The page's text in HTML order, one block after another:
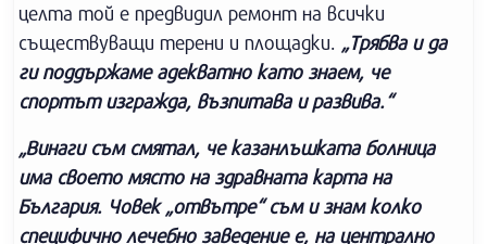
целта той е предвидил ремонт на всички
съществуващи терени и площадки. „Трябва и да
ги поддържаме адекватно като знаем, че
спортът изгражда, възпитава и развива.“
„Винаги съм смятал, че казанлъшката болница
има своето място на здравната карта на
България. Човек „отвътре“ съм и знам колко
специфично лечебно заведение е, на централно